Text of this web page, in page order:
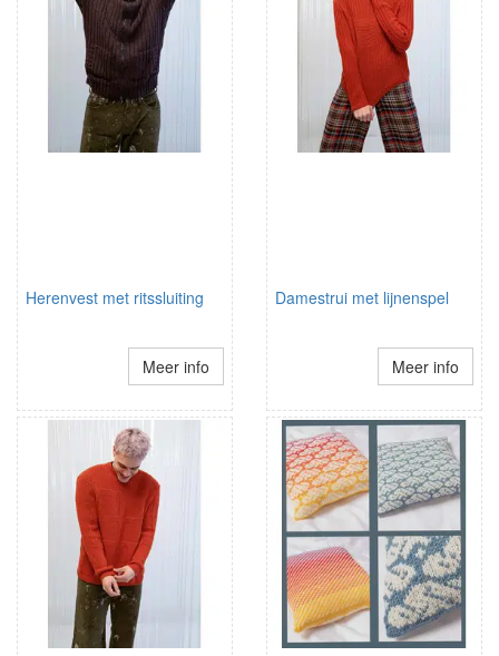
Herenvest met ritssluiting
Meer info
Damestrui met lijnenspel
Meer info